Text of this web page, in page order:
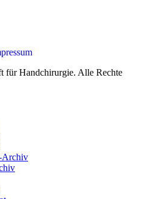
für Handchirurgie. Alle Rechte
Archiv